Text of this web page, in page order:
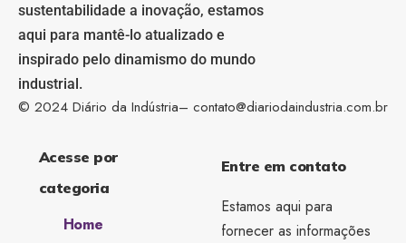
sustentabilidade a inovação, estamos
aqui para mantê-lo atualizado e
inspirado pelo dinamismo do mundo
industrial.
© 2024 Diário da Indústria– contato@diariodaindustria.com.br
Acesse por
categoria
Home
Entre em contato
Estamos aqui para
fornecer as informações